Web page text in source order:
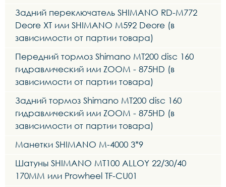
Задний переключатель SHIMANO RD-M772
Deore XT или SHIMANO M592 Deore (в
зависимости от партии товара)
Передний тормоз Shimano MT200 disc 160
гидравлический или ZOOM - 875HD (в
зависимости от партии товара)
Задний тормоз Shimano MT200 disc 160
гидравлический или ZOOM - 875HD (в
зависимости от партии товара)
Манетки SHIMANO M-4000 3*9
Шатуны SHIMANO MT100 ALLOY 22/30/40
170MM или Prowheel TF-CU01